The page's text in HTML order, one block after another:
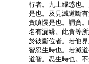
行者。九上縁惑也
是也。及見滅道斷
貪瞋慢是也。謂貪
名有漏縁。此貪等
於彼斷位者。若他
智忍生時也。若滅
道智。忍生時也。